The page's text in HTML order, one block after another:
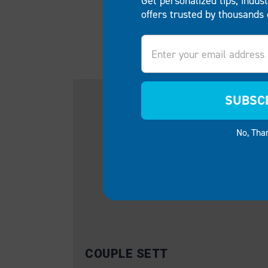
COUPLE SETT
offers trusted by
Email
No,